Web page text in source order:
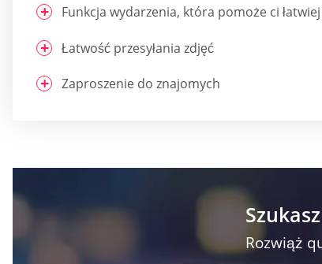
Funkcja wydarzenia, która pomoże ci
Łatwość przesyłania zdjęć
Zaproszenie do znajomych
Rozwiąż